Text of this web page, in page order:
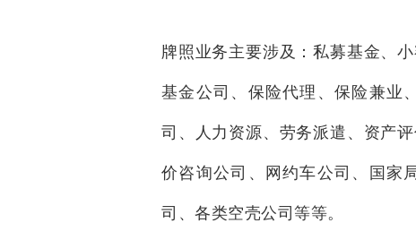
牌照业务主要涉及：私募基金、
基金公司、保险代理、保险兼业
司、人力资源、劳务派遣、资产
价咨询公司、网约车公司、国家
司、各类空壳公司等等。